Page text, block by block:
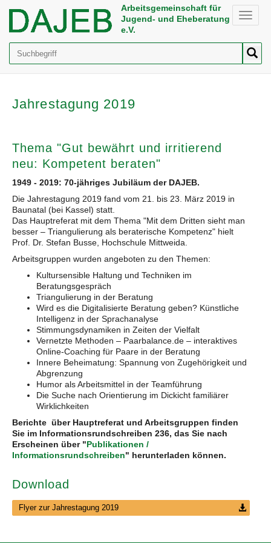
Toggle
Arbeitsgemeinschaft für
Jugend- und Eheberatung
e.V.
Jahrestagung 2019
Thema "Gut bewährt und irritierend
neu: Kompetent beraten"
1949 - 2019: 70-jähriges Jubiläum der DAJEB.
Die Jahrestagung 2019 fand vom 21. bis 23. März 2019 in
Baunatal (bei Kassel) statt.
Das Hauptreferat mit dem Thema "Mit dem Dritten sieht man
besser – Triangulierung als beraterische Kompetenz" hielt
Prof. Dr. Stefan Busse, Hochschule Mittweida.
Arbeitsgruppen wurden angeboten zu den Themen:
Kultursensible Haltung und Techniken im
Beratungsgespräch
Triangulierung in der Beratung
Wird es die Digitalisierte Beratung geben? Künstliche
Intelligenz in der Sprachanalyse
Stimmungsdynamiken in Zeiten der Vielfalt
Vernetzte Methoden – Paarbalance.de – interaktives
Online-Coaching für Paare in der Beratung
Innere Beheimatung: Spannung von Zugehörigkeit und
Abgrenzung
Humor als Arbeitsmittel in der Teamführung
Die Suche nach Orientierung im Dickicht familiärer
Wirklichkeiten
Berichte über Hauptreferat und Arbeitsgruppen finden
Sie im Informationsrundschreiben 236, das Sie nach
Erscheinen über "Publikationen /
Informationsrundschreiben" herunterladen können.
Download
Flyer zur Jahrestagung 2019